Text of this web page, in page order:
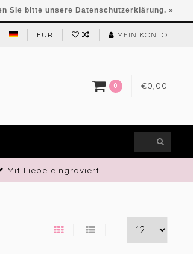
EUR MEIN KONTO
0 €0,00
Mit Liebe eingraviert
Sie bitte unsere Datenschutzerklärung. »